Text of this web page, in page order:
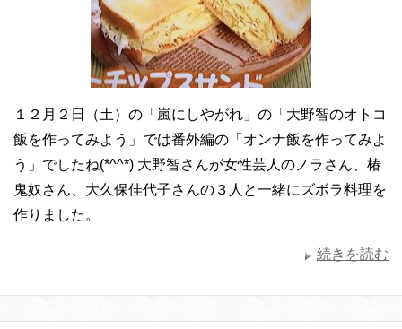
１２月２日（土）の「嵐にしやがれ」の「大野智のオトコ
飯を作ってみよう」では番外編の「オンナ飯を作ってみよ
う」でしたね(*^^*) 大野智さんが女性芸人のノラさん、椿
鬼奴さん、大久保佳代子さんの３人と一緒にズボラ料理を
作りました。
続きを読む